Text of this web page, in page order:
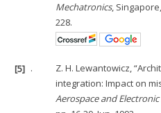
Mechatronics,
228.
[5] .
Z. H. Lewantowicz,
integration: Impact on
Aerospace and